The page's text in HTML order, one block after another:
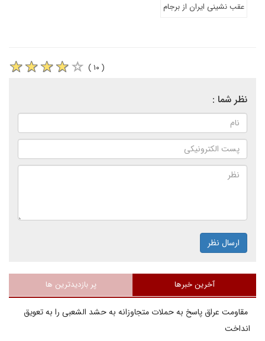
عقب نشینی ایران از برجام
( ۱۰ )
نظر شما :
ارسال نظر
آخرین خبرها پر بازدیدترین ها
مقاومت عراق پاسخ به حملات متجاوزانه به حشد الشعبی را به تعویق
انداخت